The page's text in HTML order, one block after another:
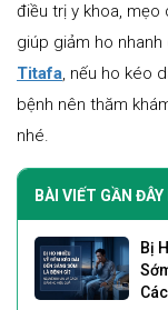
điều trị y khoa, mẹo
giúp giảm ho
Titafa, nếu ho kéo
bệnh nên thăm
nhé.
BÀI VIẾT GẦN
Bị